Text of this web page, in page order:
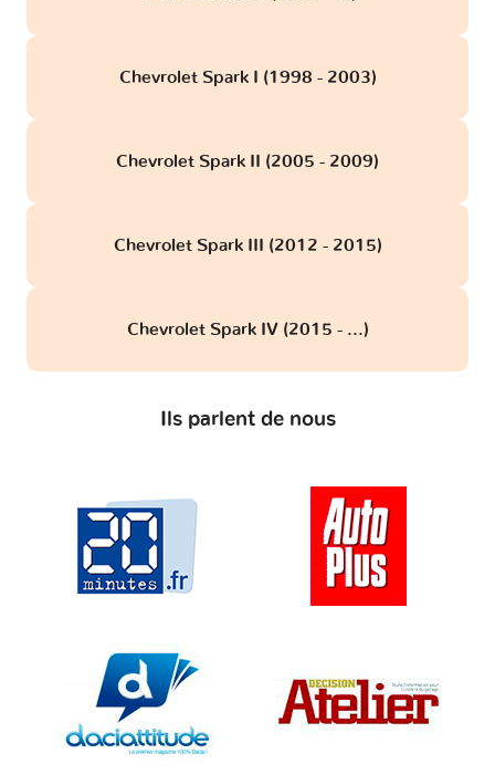
Chevrolet Spark I (1998 - 2003)
Chevrolet Spark II (2005 - 2009)
Chevrolet Spark III (2012 - 2015)
Chevrolet Spark IV (2015 - ...)
Ils parlent de nous